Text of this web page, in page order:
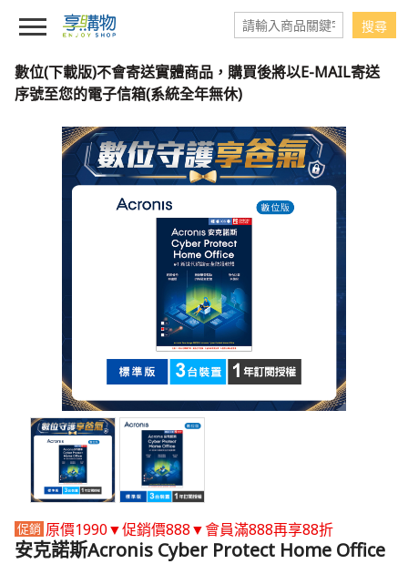
數位(下載版)不會寄送實體商品，購買後將以E-MAIL寄送
序號至您的電子信箱(系統全年無休)
原價1990▼促銷價888▼會員滿888再享88折
安克諾斯Acronis Cyber Protect Home Office